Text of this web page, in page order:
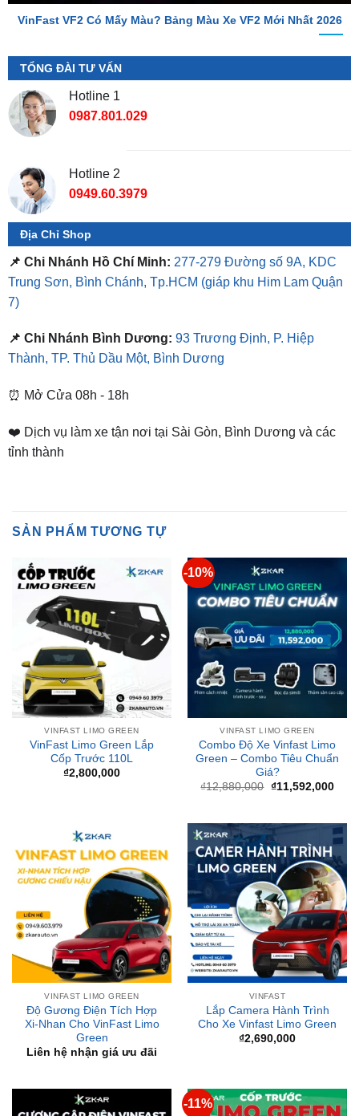
TỔNG ĐÀI TƯ VẤN
Hotline 1
0987.801.029
Địa Chỉ Shop
📌 Chi Nhánh Hồ Chí Minh: 277-279 Đường số 9A, KDC
Trung Sơn, Bình Chánh, Tp.HCM
7)
📌 Chi Nhánh Bình Dương:
⏰ Mở Cửa 08h - 18h
❤️ Dịch vụ làm xe tận nơi tại Sài Gòn, Bình Dương và các
VINFAST LIMO GREEN
VinFast Limo Green Lắp
Cốp Trước 110L
₫2,800,000
VINFAST LIMO GREEN
Green – Combo Tiêu Chuẩn
Giá?
₫12,880,000 Giá
gốc
là:
₫12,880,000.
₫11,592,000Giá
hiện
tại
VINFAST LIMO GREEN
Độ Gương Điện Tích Hợp
Xi-Nhan Cho VinFast Limo
Green
Liên hệ nhận giá ưu đãi
VINFAST
Lắp Camera Hành Trình
Cho Xe Vinfast Limo Green
2,690,000